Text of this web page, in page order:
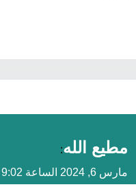
مطيع الله:
مارس 6, 2024 الساعة 9:02 م